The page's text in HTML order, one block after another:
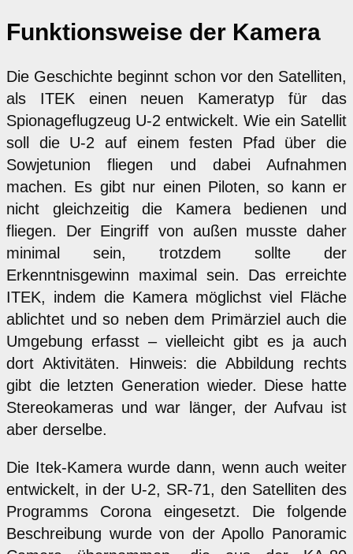
Funktionsweise der Kamera
Die Geschichte beginnt schon vor den Satelliten,
als ITEK einen neuen Kameratyp für das
Spionageflugzeug U-2 entwickelt. Wie ein Satellit
soll die U-2 auf einem festen Pfad über die
Sowjetunion fliegen und dabei Aufnahmen
machen. Es gibt nur einen Piloten, so kann er
nicht gleichzeitig die Kamera bedienen und
fliegen. Der Eingriff von außen musste daher
minimal sein, trotzdem sollte der
Erkenntnisgewinn maximal sein. Das erreichte
ITEK, indem die Kamera möglichst viel Fläche
ablichtet und so neben dem Primärziel auch die
Umgebung erfasst – vielleicht gibt es ja auch
dort Aktivitäten. Hinweis: die Abbildung rechts
gibt die letzten Generation wieder. Diese hatte
Stereokameras und war länger, der Aufvau ist
aber derselbe.
Die Itek-Kamera wurde dann, wenn auch weiter
entwickelt, in der U-2, SR-71, den Satelliten des
Programms Corona eingesetzt. Die folgende
Beschreibung wurde von der Apollo Panoramic